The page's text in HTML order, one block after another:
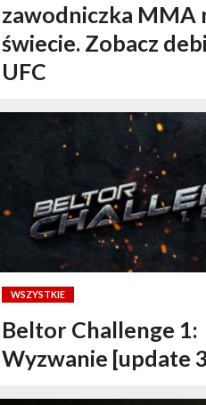
zawodniczka MMA
świecie. Zobacz
UFC
WSZYSTKIE
Beltor Challenge 1:
Wyzwanie [update